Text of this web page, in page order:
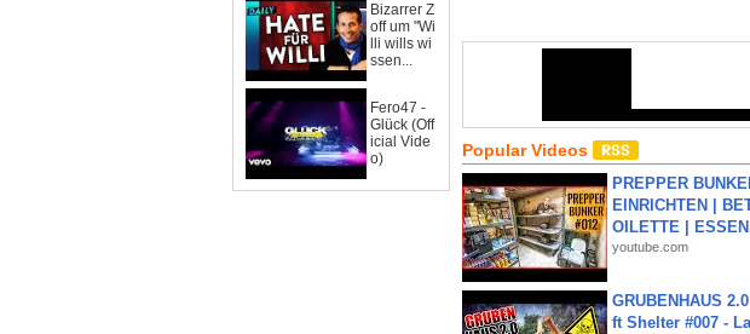
Bizarrer Z
off um "Wi
lli wills wi
ssen...
Fero47 -
Glück (Off
icial Vide
o)
Popular Videos
PREPPER
EINRICHTEN |
OILETTE |
youtube.com
GRUBENHAUS
ft Shelter #007 -